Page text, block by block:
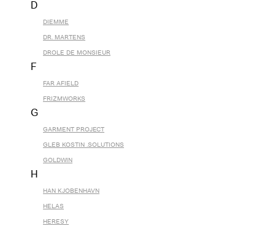
D
DIEMME
DR. MARTENS
DROLE DE MONSIEUR
F
FAR AFIELD
FRIZMWORKS
G
GARMENT PROJECT
GLEB KOSTIN .SOLUTIONS
GOLDWIN
H
HAN KJOBENHAVN
HELAS
HERESY